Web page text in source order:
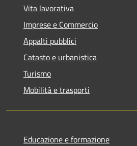
Vita lavorativa
Imprese e Commercio
Appalti pubblici
Catasto e urbanistica
Turismo
Mobilità e trasporti
Educazione e formazione